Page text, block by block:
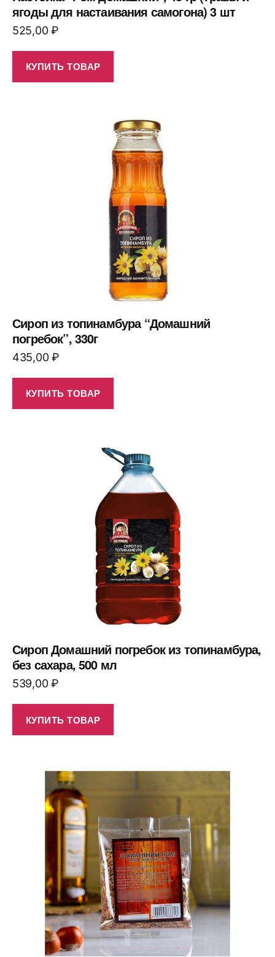
ягоды для настаивания самогона) 3 шт
525,00₽
КУПИТЬ ТОВАР
Сироп из топинамбура “Домашний
погребок”, 330г
435,00₽
КУПИТЬ ТОВАР
Сироп Домашний погребок из топинамбура,
без сахара, 500 мл
539,00₽
КУПИТЬ ТОВАР